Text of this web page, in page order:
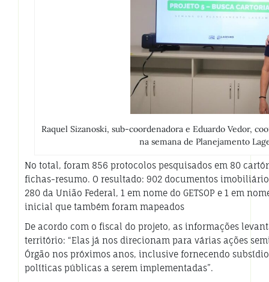
Raquel Sizanoski, sub-coordenadora e Eduardo Vedor,
na semana de Planejamento
No total, foram 856 protocolos pesquisados em 80
fichas-resumo. O resultado: 902 documentos
280 da União Federal, 1 em nome do GETSOP e 1 em
inicial que também foram mapeados
De acordo com o fiscal do projeto, as informações
território: “Elas já nos direcionam para várias ações
Órgão nos próximos anos, inclusive fornecendo
políticas públicas a serem implementadas”.